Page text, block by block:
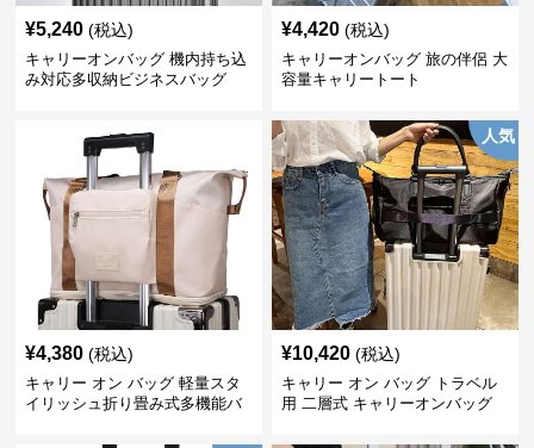
¥5,240 (税込)
キャリーオンバッグ 機内持ち込
み対応多収納ビジネスバッグ
¥4,420 (税込)
キャリーオンバッグ 旅の伴侶 大
容量キャリートート
¥4,380 (税込)
キャリー オン バッグ 軽量スタ
イリッシュ折り畳み式多機能バ
人気
¥10,420 (税込)
キャリー オン バッグ トラベル
用 二層式 キャリーオンバッグ